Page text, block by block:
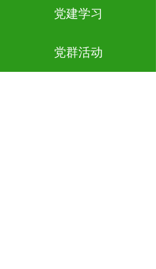
党建学习
党群活动